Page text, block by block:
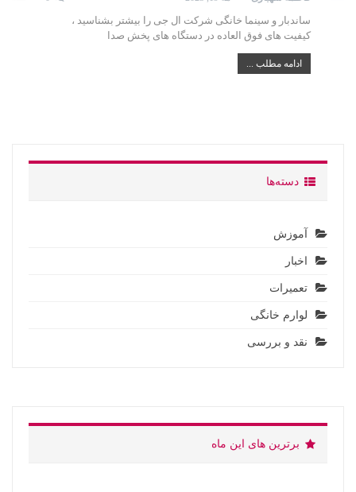
ساندبار و سینما خانگی شرکت ال جی را بیشتر بشناسید ،
کیفیت های فوق العاده در دستگاه های پخش صدا
ادامه مطلب ...
دسته‌ها
آموزش
اخبار
تعمیرات
لوارم خانگی
نقد و بررسی
برترین های این ماه